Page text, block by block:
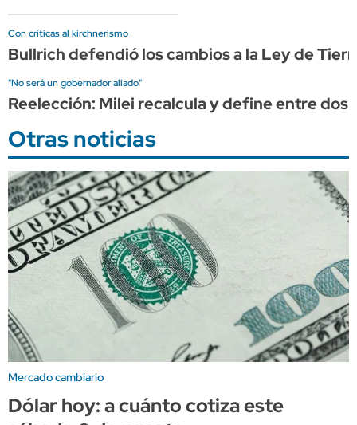
Con críticas al kirchnerismo
Bullrich defendió los cambios a la Ley de
"No será un gobernador aliado"
Reelección: Milei recalcula y define entre dos
Otras noticias
Mercado cambiario
Dólar hoy: a cuánto cotiza este